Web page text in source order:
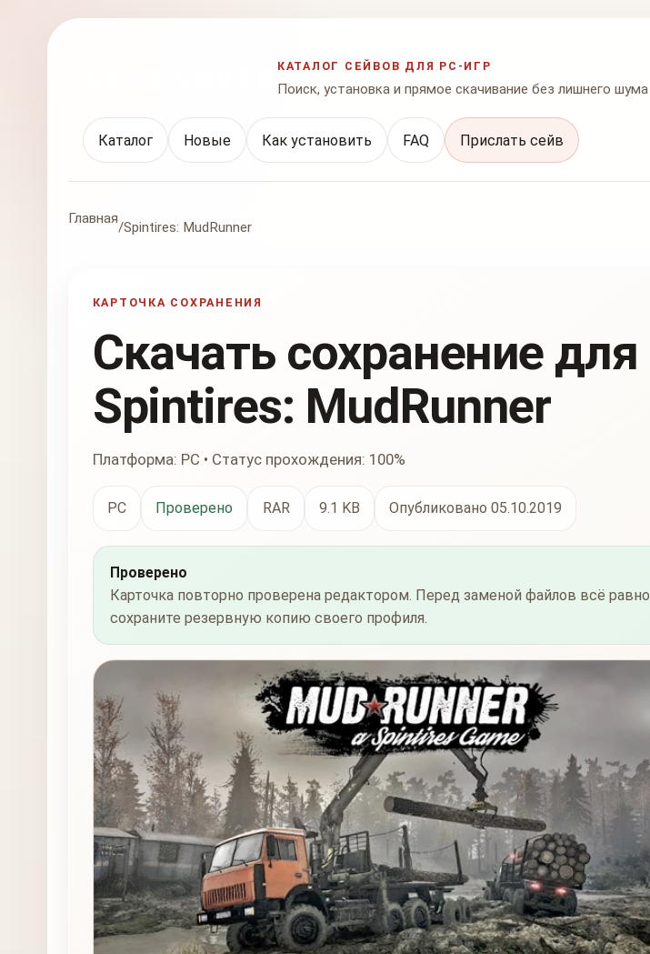
КАТАЛОГ СЕЙВОВ ДЛЯ PC-ИГР
Поиск, установка и прямое скачивание без лишнего шума
Каталог Новые Как установить FAQ Прислать сейв
Главная
/Spintires: MudRunner
КАРТОЧКА СОХРАНЕНИЯ
Скачать сохранение для
Spintires: MudRunner
Платформа: PC • Статус прохождения: 100%
PC Проверено RAR 9.1 KB Опубликовано 05.10.2019
Проверено
Карточка повторно проверена редактором. Перед заменой файлов всё равно
сохраните резервную копию своего профиля.